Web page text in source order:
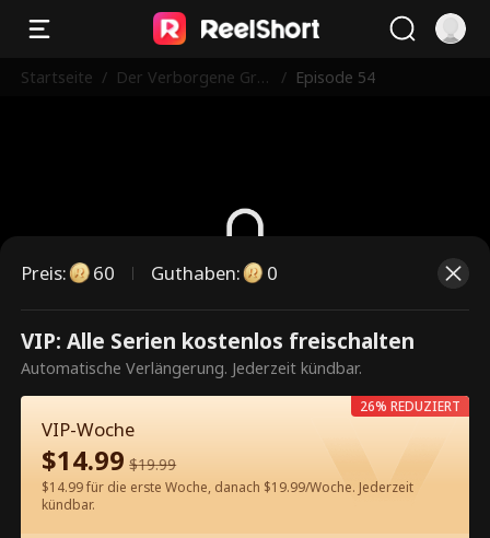
Startseite / Der Verborgene Gro
/ Episode 54
Dies ist eine kostenpflichtige
Episode. Bitte entsperren, um
weiterzusehen.
60Jetzt entsperren
Preis: 60 Guthaben: 0
VIP: Alle Serien kostenlos freischalten
Automatische Verlängerung. Jederzeit kündbar.
VIP-Woche
$14.99 $19.99
$14.99 für die erste Woche, danach $19.99/Woche. Jederzeit
kündbar.
26% REDUZIERT